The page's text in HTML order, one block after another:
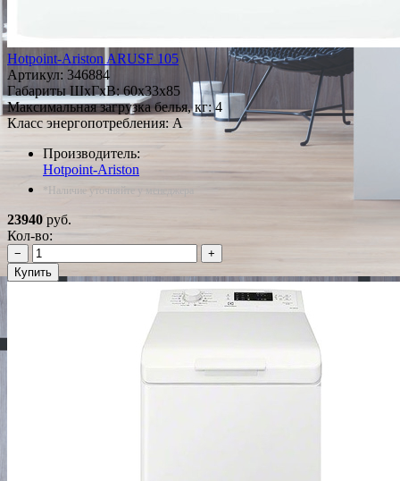
Hotpoint-Ariston ARUSF 105
Артикул: 346884
Габариты ШxГxВ: 60x33x85
Максимальная загрузка белья, кг: 4
Класс энергопотребления: A
Производитель:
Hotpoint-Ariston
*Наличие уточняйте у менеджера
23940 руб.
Кол-во:
−
+
Купить